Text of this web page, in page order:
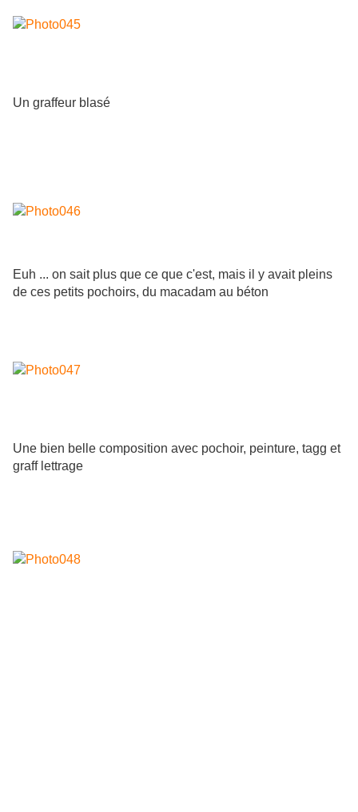
Un graffeur blasé
Euh ... on sait plus que ce que c'est, mais il y avait pleins
de ces petits pochoirs, du macadam au béton
Une bien belle composition avec pochoir, peinture, tagg et
graff lettrage